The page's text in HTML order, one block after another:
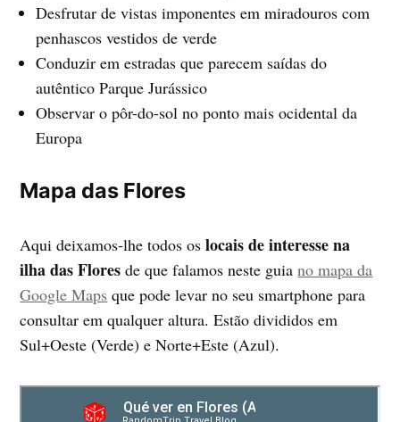
Desfrutar de vistas imponentes em miradouros com
penhascos vestidos de verde
Conduzir em estradas que parecem saídas do
autêntico Parque Jurássico
Observar o pôr-do-sol no ponto mais ocidental da
Europa
Mapa das Flores
Aqui deixamos-lhe todos oslocais de interesse na
ilha das Floresde que falamos neste guiano mapa da
Google Maps que pode levar no seu smartphone para
consultar em qualquer altura. Estão divididos em
Sul+Oeste (Verde) e Norte+Este (Azul).